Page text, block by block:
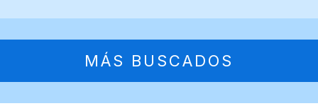
MÁS BUSCADOS